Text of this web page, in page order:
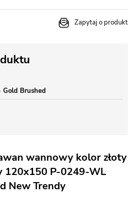
Zapytaj o produkt
Gold Brushed
wannowy kolor złoty
120x150 P-0249-WL
New Trendy